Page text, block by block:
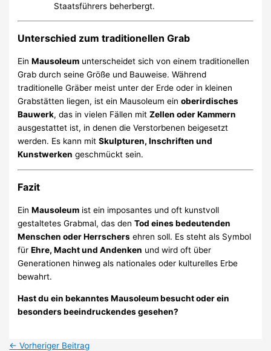
Staatsführers beherbergt.
Unterschied zum traditionellen Grab
EinMausoleum unterscheidet sich von einem traditionellen
Grab durch seine Größe und Bauweise. Während
traditionelle Gräber meist unter der Erde oder in kleinen
Grabstätten liegen, ist ein Mausoleum einoberirdisches
Bauwerk, das in vielen Fällen mitZellen oder Kammern
ausgestattet ist, in denen die Verstorbenen beigesetzt
werden. Es kann mitSkulpturen, Inschriften und
Kunstwerken geschmückt sein.
Fazit
EinMausoleum ist ein imposantes und oft kunstvoll
gestaltetes Grabmal, das denTod eines bedeutenden
Menschen oder Herrschers ehren soll. Es steht als Symbol
fürEhre, Macht und Andenken und wird oft über
Generationen hinweg als nationales oder kulturelles Erbe
bewahrt.
Hast du ein bekanntes Mausoleum besucht oder ein
besonders beeindruckendes gesehen?
← Vorheriger Beitrag